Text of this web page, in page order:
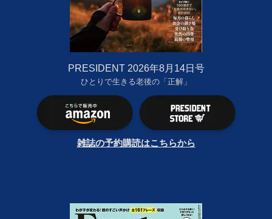
PRESIDENT 2026年8月14日号
ひとりで生きる老後の「正解」
雑誌の予約購読はこちらから